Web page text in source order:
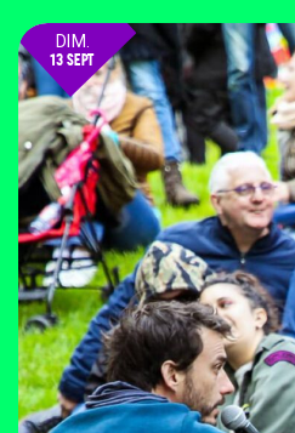
DIM.
13 SEPT